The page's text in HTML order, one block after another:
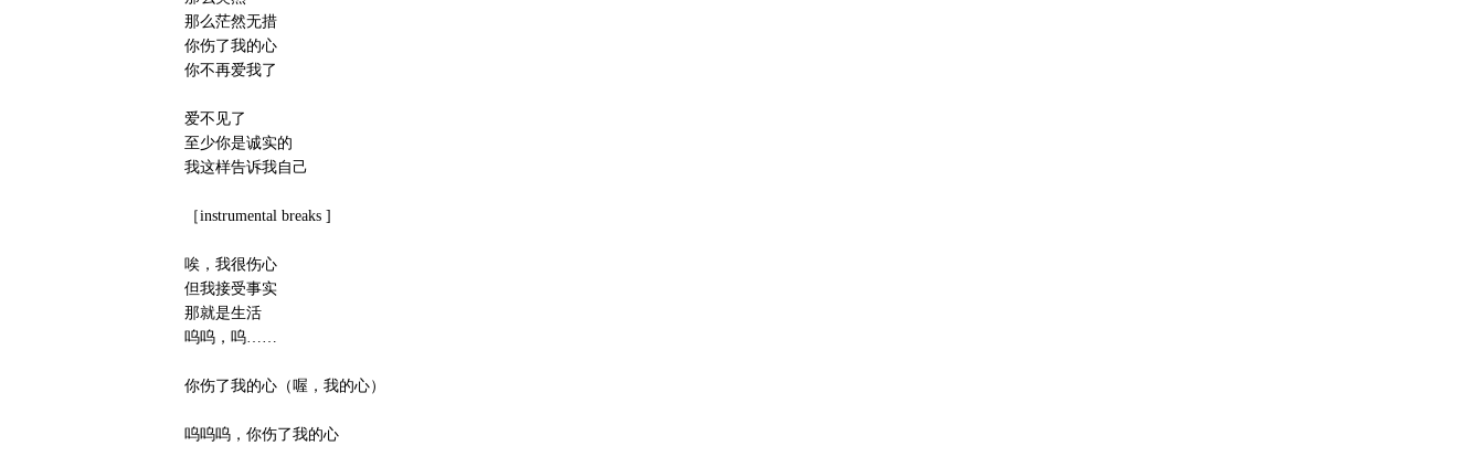
那么茫然无措
你伤了我的心
你不再爱我了
爱不见了
至少你是诚实的
我这样告诉我自己
［instrumental breaks ]
唉，我很伤心
但我接受事实
那就是生活
呜呜，呜……
你伤了我的心（喔，我的心）
呜呜呜，你伤了我的心